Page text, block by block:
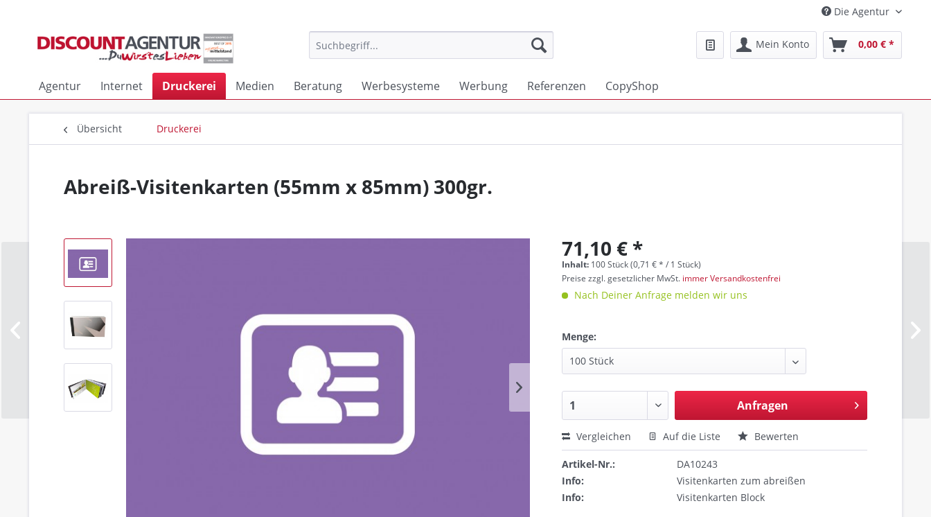
Die Agentur
Mein Konto 0,00 € *
Agentur Internet Druckerei Medien Beratung Werbesysteme Werbung Referenzen CopyShop
Übersicht Druckerei
Abreiß-Visitenkarten (55mm x 85mm) 300gr.
71,10 € *
Inhalt: 100 Stück (0,71 €* / 1 Stück)
Preise zzgl. gesetzlicher MwSt. immer Versandkostenfrei
Nach Deiner Anfrage melden wir uns
Menge:
Anfragen
Vergleichen Auf die Liste Bewerten
Artikel-Nr.:
DA10243
Info:
Visitenkarten zum abreißen
Info:
Visitenkarten Block